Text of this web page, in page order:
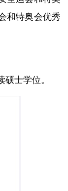
和特奥会优秀
士学位。